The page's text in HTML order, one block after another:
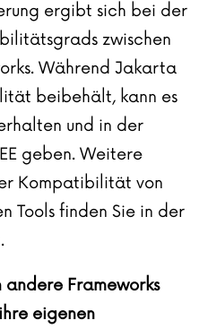
ergibt sich bei der
zwischen
Während Jakarta
beibehält, kann es
und in der
geben. Weitere
Kompatibilität von
Tools finden Sie in der
.
Frameworks
eigenen